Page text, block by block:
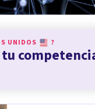
UNIDOS ?